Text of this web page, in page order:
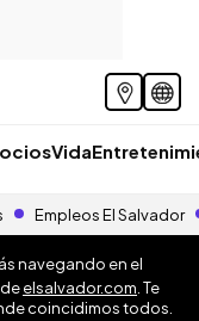
Vida
Empleos El Salvador
navegando en el
elsalvador.com . Te
coincidimos todos.